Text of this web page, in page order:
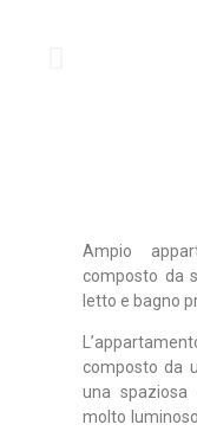
Ampio
composto da
letto e bagno
composto da
una spaziosa
molto